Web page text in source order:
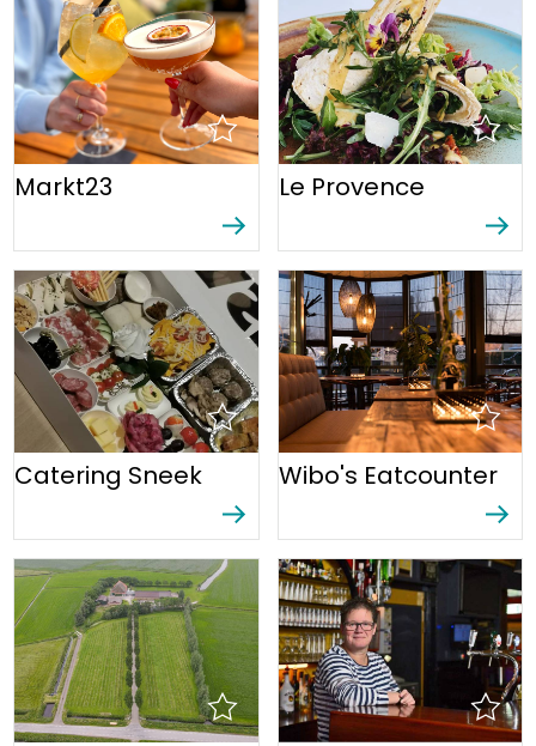
Markt23 Le Provence
Catering Sneek Wibo's Eatcounter